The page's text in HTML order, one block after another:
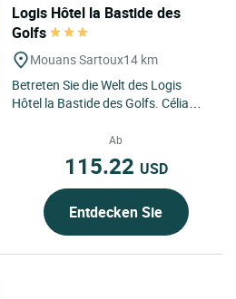
Logis Hôtel la Bastide des
Golfs
Mouans Sartoux14 km
Betreten Sie die Welt des Logis
Hôtel la Bastide des Golfs. Célia
in einem Cocooning-Rahmen...
Ab
115.22 USD
Entdecken Sie